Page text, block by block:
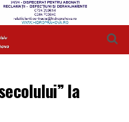
la